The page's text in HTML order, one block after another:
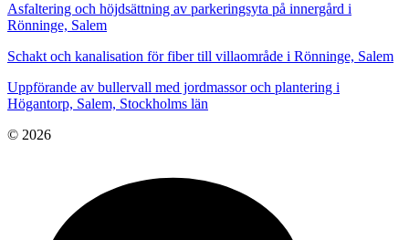
Asfaltering och höjdsättning av parkeringsyta på innergård i
Rönninge, Salem
Schakt och kanalisation för fiber till villaområde i Rönninge, Salem
Uppförande av bullervall med jordmassor och plantering i
Högantorp, Salem, Stockholms län
© 2026